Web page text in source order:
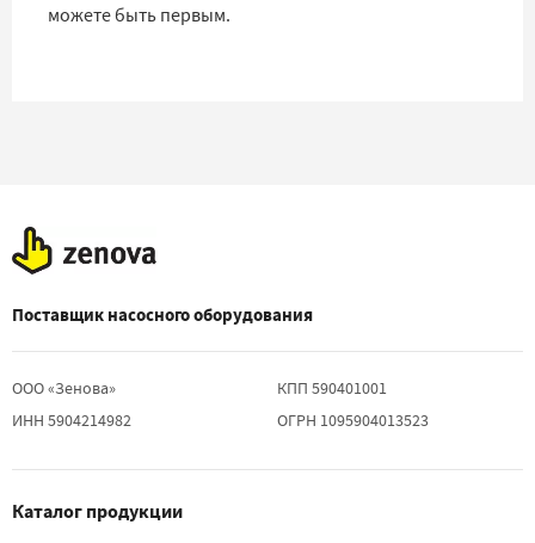
можете быть первым.
Поставщик насосного оборудования
ООО «Зенова»
ИНН 5904214982
КПП 590401001
ОГРН 1095904013523
Каталог продукции